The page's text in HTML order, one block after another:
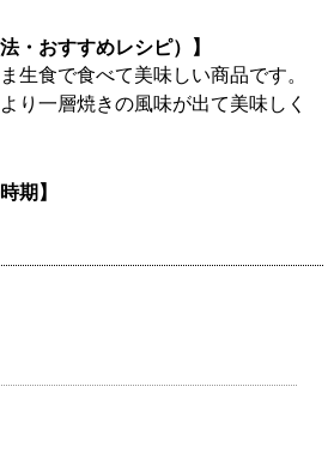
・おすすめレシピ）】
生食で食べて美味しい商品です。
り一層焼きの風味が出て美味しく
期】